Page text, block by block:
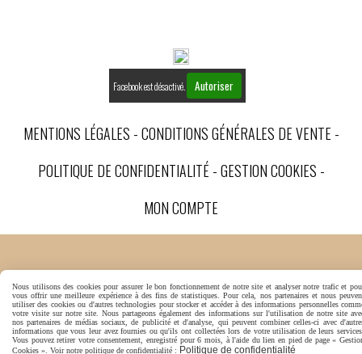
Facebook est désactivé. Autoriser
MENTIONS LÉGALES CONDITIONS GÉNÉRALES DE VENTE
POLITIQUE DE CONFIDENTIALITÉ GESTION COOKIES
MON COMPTE
Nous utilisons des cookies pour assurer le bon fonctionnement de notre site et analyser notre trafic et
vous offrir une meilleure expérience à des fins de statistiques. Pour cela, nos partenaires et nous
utiliser des cookies ou d'autres technologies pour stocker et accéder à des informations personnelles
votre visite sur notre site. Nous partageons également des informations sur l'utilisation de notre site
nos partenaires de médias sociaux, de publicité et d'analyse, qui peuvent combiner celles-ci avec
informations que vous leur avez fournies ou qu'ils ont collectées lors de votre utilisation de leurs
Vous pouvez retirer votre consentement, enregistré pour 6 mois, à l'aide du lien en pied de page «
Cookies ». Voir notre politique de confidentialité : Politique de confidentialité